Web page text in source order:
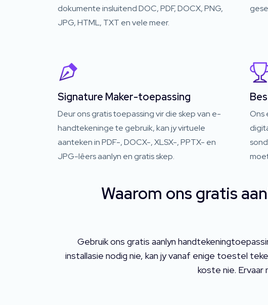
dokumente insluitend DOC, PDF, DOCX, PNG,
JPG, HTML, TXT en vele meer.
Signature Maker-toepassing
Deur ons gratis toepassing vir die skep van e-
handtekeninge te gebruik, kan jy virtuele
aanteken in PDF-, DOCX-, XLSX-, PPTX- en
JPG-lêers aanlyn en gratis skep.
Ons
Waarom ons gratis
Gebruik ons ​​gratis aanlyn
installasie nodig nie, kan jy vanaf enige toestel
koste nie.